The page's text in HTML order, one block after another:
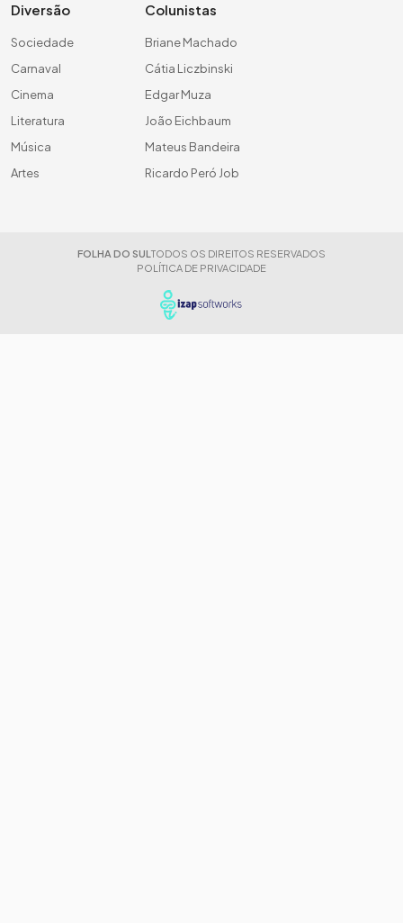
Diversão
Sociedade
Carnaval
Cinema
Literatura
Música
Artes
Colunistas
Briane Machado
Cátia Liczbinski
Edgar Muza
João Eichbaum
Mateus Bandeira
Ricardo Peró Job
FOLHA DO SUL TODOS OS DIREITOS RESERVADOS
POLÍTICA DE PRIVACIDADE